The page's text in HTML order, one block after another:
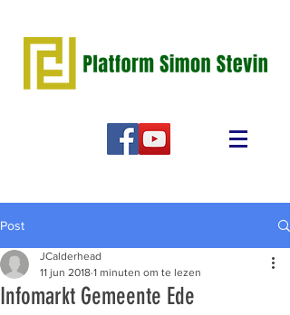
Post
Infomarkt Gemeente Ede
JCalderhead
11 jun 2018 1 minuten om te lezen